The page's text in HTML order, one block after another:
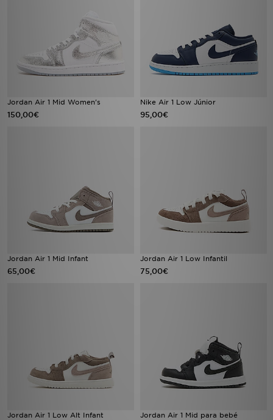
Jordan Air 1 Mid Women's
150,00€
Nike Air 1 Low Júnior
95,00€
Jordan Air 1 Mid Infant
65,00€
Jordan Air 1 Low Infantil
75,00€
Jordan Air 1 Low Alt Infant Jordan Air 1 Mid para bebé